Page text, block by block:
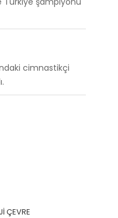
cimnastikçi
ÇEVRE